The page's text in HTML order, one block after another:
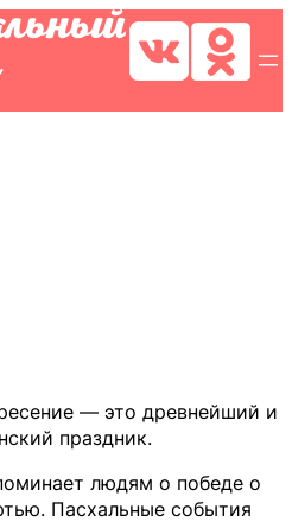
— это древнейший и
праздник.
людям о победе о
Пасхальные события